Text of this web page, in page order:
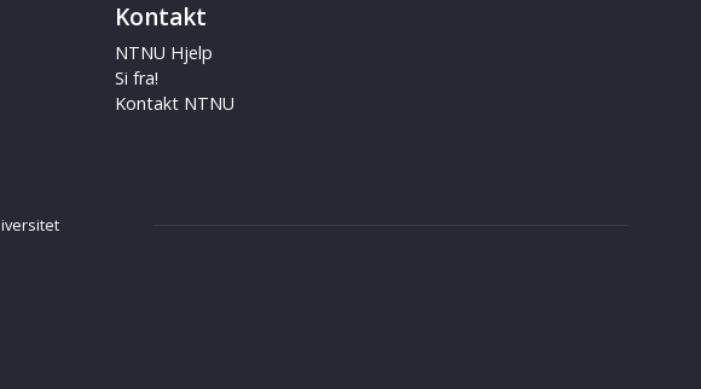
Kontakt
NTNU Hjelp
Si fra!
Kontakt NTNU